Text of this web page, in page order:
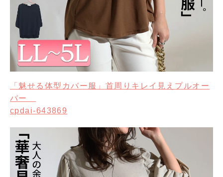
「魅せる体型カバー服」首周りキレイ見えプルオー
バー
cpdai-643869